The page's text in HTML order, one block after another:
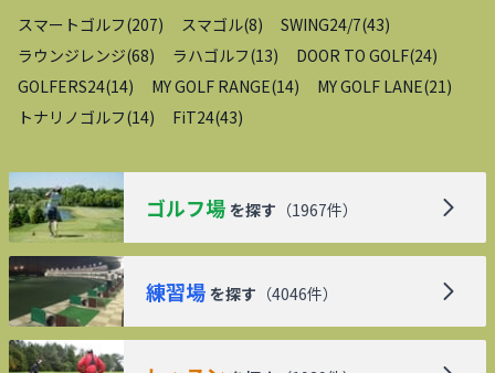
スマートゴルフ(207) スマゴル(8) SWING24/7(43)
ラウンジレンジ(68) ラハゴルフ(13) DOOR TO GOLF(24)
GOLFERS24(14) MY GOLF RANGE(14) MY GOLF LANE(21 )
トナリノゴルフ(14) FiT24(43)
ゴルフ場 を探す （1967件）
練習場 を探す （4046件）